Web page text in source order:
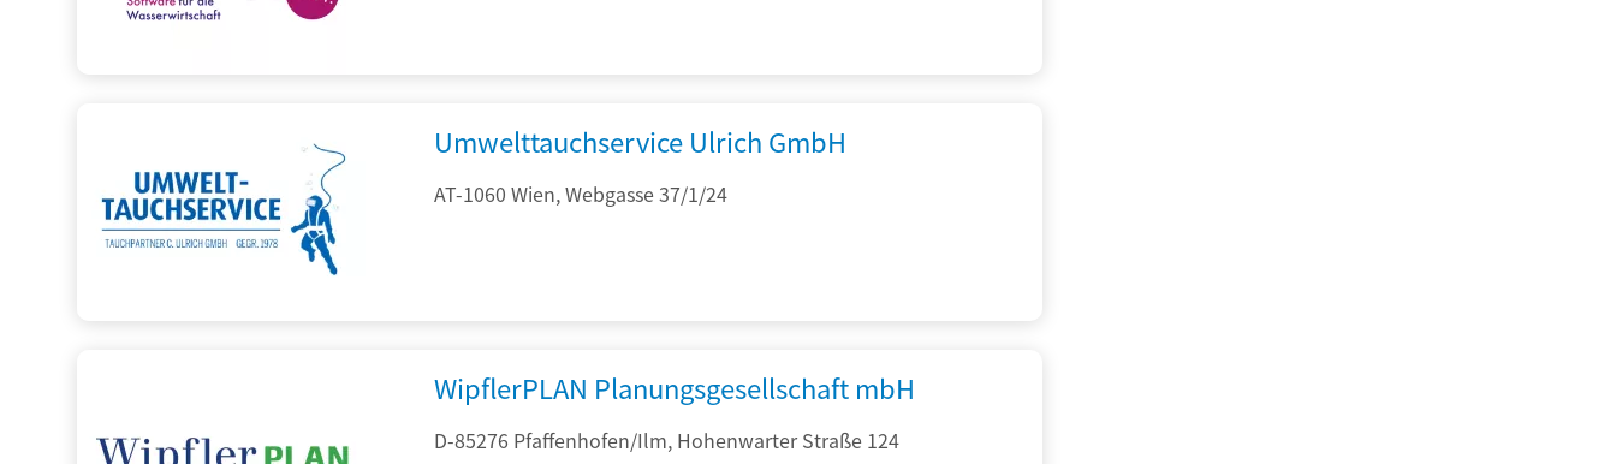
Umwelttauchservice Ulrich GmbH
AT-1060 Wien, Webgasse 37/1/24
WipflerPLAN Planungsgesellschaft mbH
D-85276 Pfaffenhofen/Ilm, Hohenwarter Straße 124